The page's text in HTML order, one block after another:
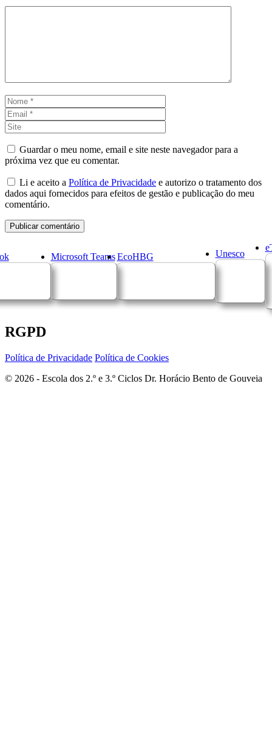
Nome
Guardar o meu nome, email e site neste navegador para a
próxima vez que eu comentar.
Li e aceito a Política de Privacidade e autorizo o tratamento dos
dados aqui fornecidos para efeitos de gestão e publicação do meu
comentário.
Microsoft Teams EcoHBG Unesco
RGPD
Política de Privacidade Política de Cookies
© 2026 - Escola dos 2.º e 3.º Ciclos Dr. Horácio Bento de Gouveia